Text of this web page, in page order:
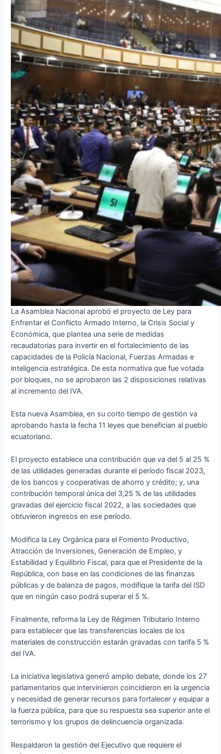
La Asamblea Nacional aprobó el proyecto de Ley para
Enfrentar el Conflicto Armado Interno, la Crisis Social y
Económica, que plantea una serie de medidas
recaudatorias para invertir en el fortalecimiento de las
capacidades de la Policía Nacional, Fuerzas Armadas e
inteligencia estratégica. De esta normativa que fue votada
por bloques, no se aprobaron las 2 disposiciones relativas
al incremento del IVA.
Esta nueva Asamblea, en su corto tiempo de gestión va
aprobando hasta la fecha 11 leyes que benefician al pueblo
ecuatoriano.
El proyecto establece una contribución que va del 5 al 25 %
de las utilidades generadas durante el período fiscal 2023,
de los bancos y cooperativas de ahorro y crédito; y, una
contribución temporal única del 3,25 % de las utilidades
gravadas del ejercicio fiscal 2022, a las sociedades que
obtuvieron ingresos en ese período.
Modifica la Ley Orgánica para el Fomento Productivo,
Atracción de Inversiones, Generación de Empleo, y
Estabilidad y Equilibrio Fiscal, para que el Presidente de la
República, con base en las condiciones de las finanzas
públicas y de balanza de pagos, modifique la tarifa del ISD
que en ningún caso podrá superar el 5 %.
Finalmente, reforma la Ley de Régimen Tributario Interno
para establecer que las transferencias locales de los
materiales de construcción estarán gravadas con tarifa 5 %
del IVA.
La iniciativa legislativa generó amplio debate, donde los 27
parlamentarios que intervinieron coincidieron en la urgencia
y necesidad de generar recursos para fortalecer y equipar a
la fuerza pública, para que su respuesta sea superior ante el
terrorismo y los grupos de delincuencia organizada.
Respaldaron la gestión del Ejecutivo que requiere el